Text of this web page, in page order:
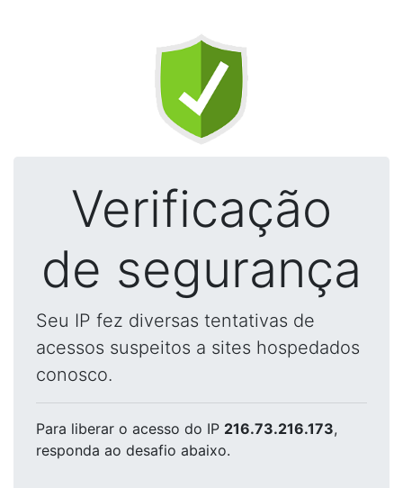
Verificação
de segurança
Seu IP fez diversas tentativas de
acessos suspeitos a sites hospedados
conosco.
Para liberar o acesso do IP 216.73.216.173,
responda ao desafio abaixo.